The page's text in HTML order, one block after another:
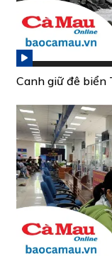
Canh giữ đê biển